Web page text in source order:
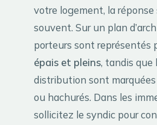
votre logement, la réponse
souvent. Sur un plan
porteurs sont représentés
épais et pleins, tandis que
distribution sont
ou hachurés. Dans les
sollicitez le syndic pour